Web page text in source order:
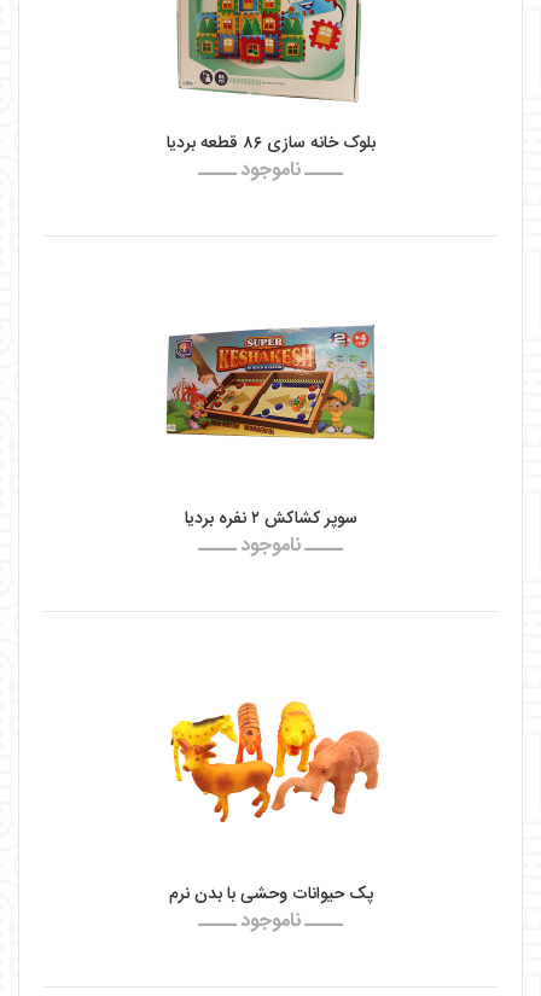
بلوک خانه سازی ۸۶ قطعه بردیا
ـــــ ناموجود ـــــ
سوپر کشاکش ۲ نفره بردیا
ـــــ ناموجود ـــــ
پک حیوانات وحشی با بدن نرم
ـــــ ناموجود ـــــ